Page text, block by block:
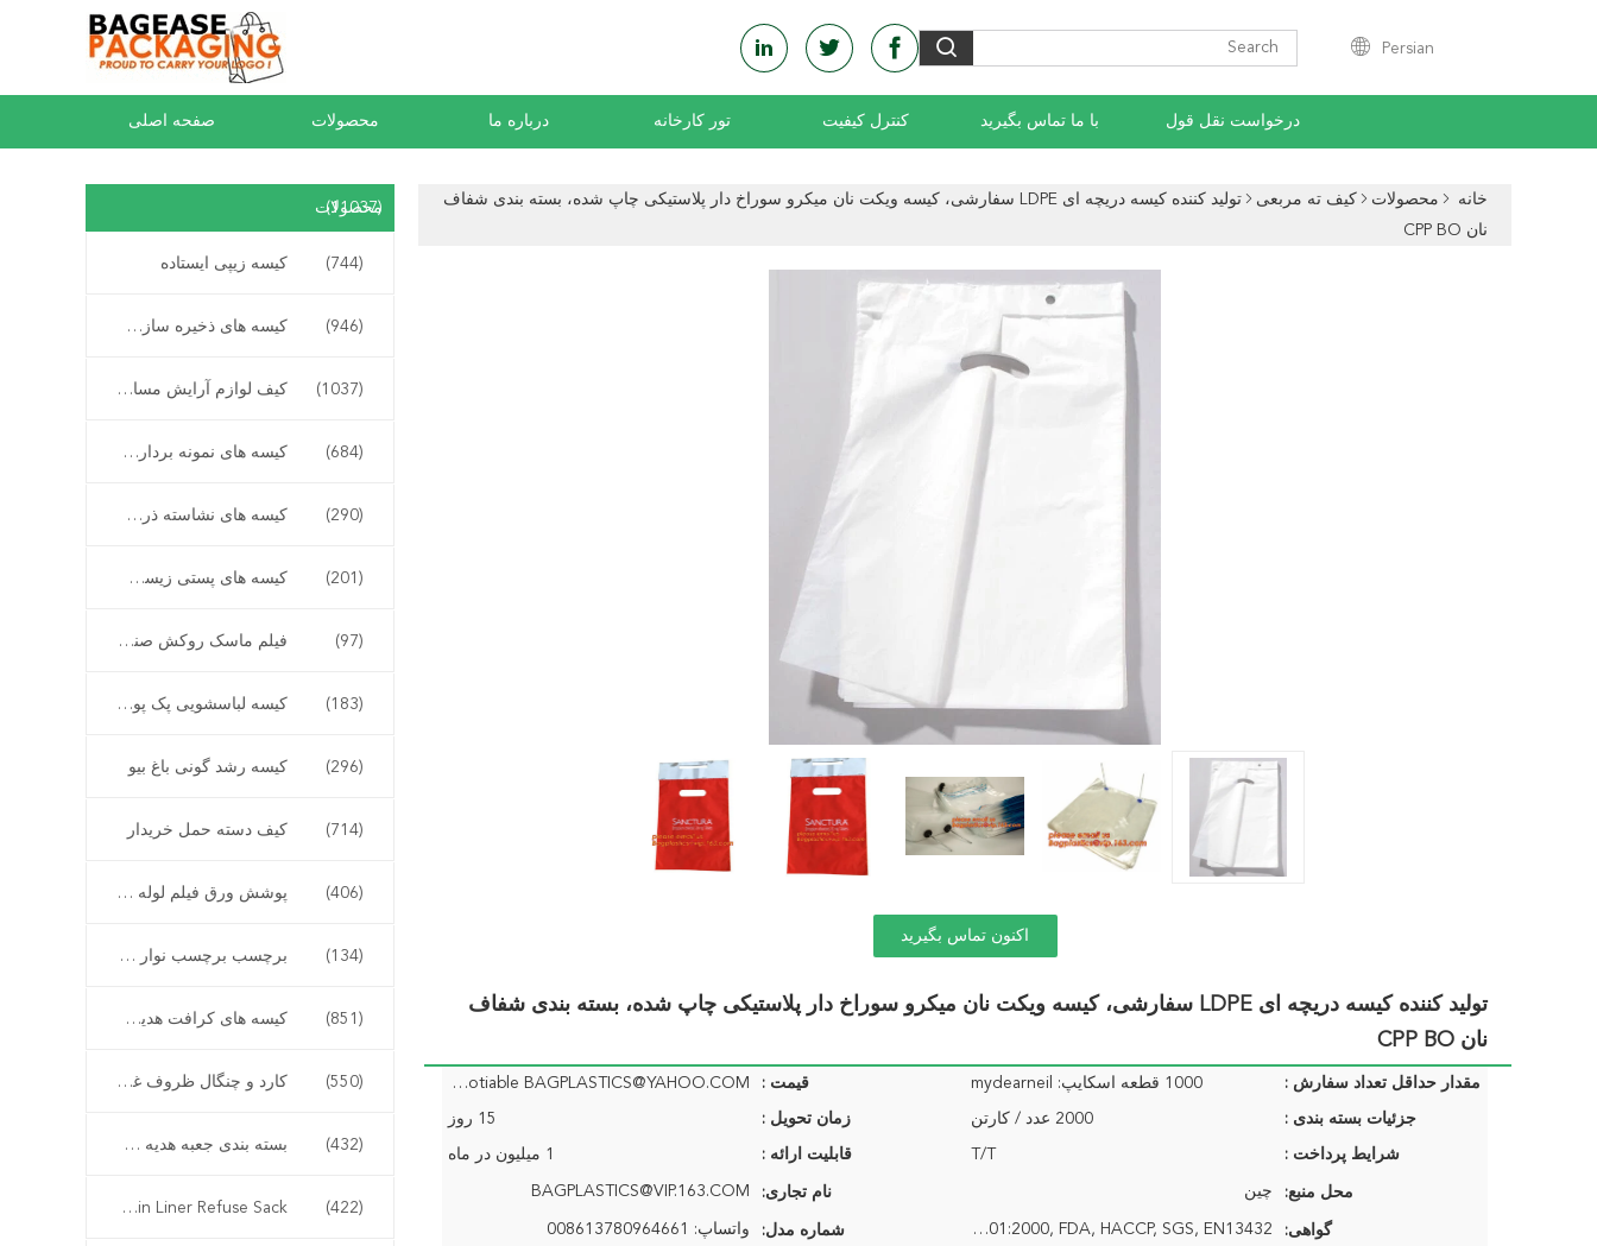
Persian
صفحه اصلی محصولات درباره ما تور کارخانه کنترل کیفیت با ما تماس بگیرید درخواست نقل قول
محصولات(11037)
کیسه زیپی ایستاده (744)
کیسه های ذخیره سازی زیپ اسلایدر (946)
کیف لوازم آرایش مسافرتی آرایش (1037)
کیسه های نمونه برداری خطرناک زیستی (684)
کیسه های نشاسته ذرت کمپوست (290)
کیسه های پستی زیست تخریب پذیر (201)
فیلم ماسک روکش صندلی ماشین (97)
کیسه لباسشویی پک پوشاک (183)
کیسه رشد گونی باغ بیو (296)
کیف دسته حمل خریدار (714)
پوشش ورق فیلم لوله بسته بندی (406)
برچسب برچسب نوار باطل (134)
کیسه های کرافت هدیه تعطیلات (851)
کارد و چنگال ظروف غذاخوری (550)
بسته بندی جعبه هدیه مواد غذایی (432)
Bio Bin Liner Refuse Sack (422)
خانه محصولات کیف ته مربعی
تولید کننده کیسه دریچه ای LDPE سفارشی، کیسه ویکت نان میکرو سوراخ دار پلاستیکی چاپ شده، بسته بندی شفاف
نان CPP BO
اکنون تماس بگیرید
تولید کننده کیسه دریچه ای LDPE سفارشی، کیسه ویکت نان میکرو سوراخ دار پلاستیکی چاپ شده، بسته بندی شفاف
نان CPP BO
مقدار حداقل تعداد سفارش : 1000 قطعه اسکایپ: mydearneil قیمت : Negotiable BAGPLASTICS@YAHOO.COM
جزئیات بسته بندی : 2000 عدد / کارتن زمان تحویل : 15 روز
شرایط پرداخت : T/T قابلیت ارائه : 1 میلیون در ماه
محل منبع: چین نام تجاری: BAGPLASTICS@VIP.163.COM
گواهی: ISO 9001:2000, FDA, HACCP, SGS, EN13432 شماره مدل: واتساپ: 008613780964661